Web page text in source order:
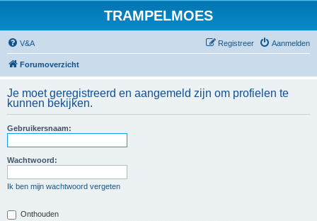
TRAMPELMOES
V&A Aanmelden
Registreer
Forumoverzicht
Je moet geregistreerd en aangemeld zijn om profielen te
kunnen bekijken.
Gebruikersnaam:
Wachtwoord:
Ik ben mijn wachtwoord vergeten
Onthouden